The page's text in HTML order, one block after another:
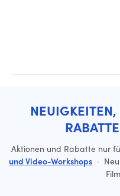
Aktionen und Rabatte nur
und Video-Workshops ·